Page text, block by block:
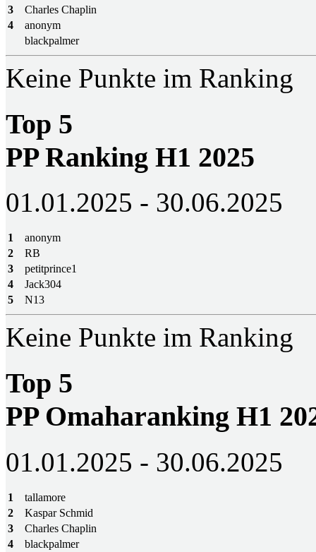
3
Charles Chaplin
4
anonym
blackpalmer
Keine Punkte im Ranking
Top 5
PP Ranking H1 2025
01.01.2025 - 30.06.2025
1
anonym
2
RB
3
petitprince1
4
Jack304
5
N13
Keine Punkte im Ranking
Top 5
PP Omaharanking H1
01.01.2025 - 30.06.2025
1
tallamore
2
Kaspar Schmid
3
Charles Chaplin
4
blackpalmer